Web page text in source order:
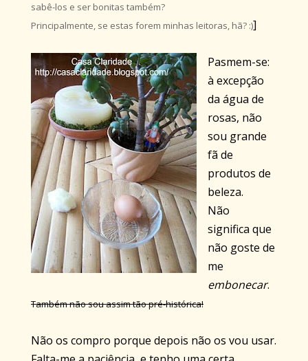
sabê-los e ser bonitas também?
Principalmente, se estas forem minhas leitoras, hã? :)]
Pasmem-se:
à excepção
da água de
rosas, não
sou grande
fã de
produtos de
beleza.
Não
significa que
não goste de
me
embonecar.
Também não sou assim tão pré-histórica!
Não os compro porque depois não os vou usar.